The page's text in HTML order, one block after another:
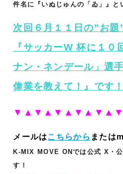
件名に『いぬじゅんの「ゐ」』と
次回６月１１日の”お題
『サッカーW 杯に１０
ナン・ネンデール」選
偉業を教えて！ 』です！
メールはこちらから または
K-MIX MOVE ONでは公式 X・
す！